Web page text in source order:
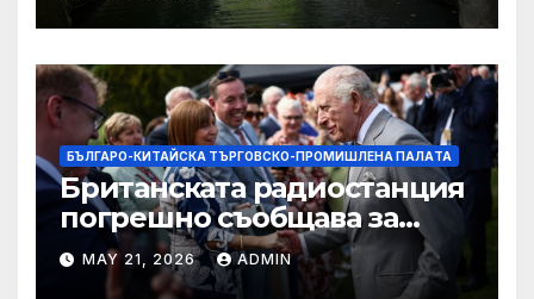
БЪЛГАРО-КИТАЙСКА ТЪРГОВСКО-ПРОМИШЛЕНА ПАЛAТА
Британската радиостанция
погрешно съобщава за
смъртта на крал Чарлз
MAY 21, 2026 ADMIN